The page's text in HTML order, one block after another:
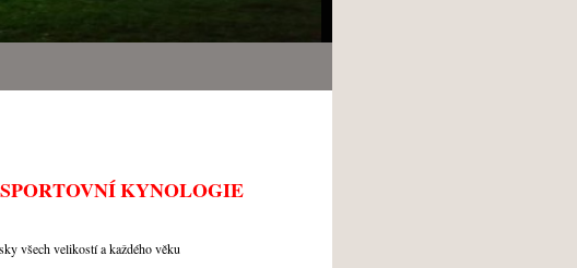
KYNOLOGIE
všech velikostí a každého věku